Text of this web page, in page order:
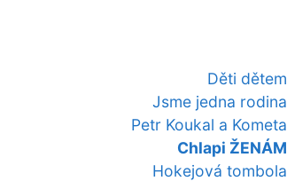
Děti dětem
Jsme jedna rodina
Petr Koukal a Kometa
Chlapi ŽENÁM
Hokejová tombola